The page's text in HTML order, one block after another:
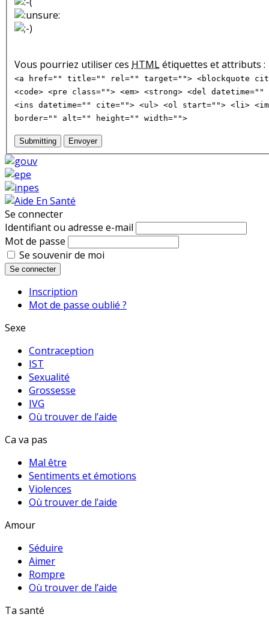
Vous pourriez utiliser ces HTMLétiquettes et attributs :
<a href="" title="" rel="" target=""> <blockquote
<code> <pre class=""> <em> <strong> <del
<ins datetime="" cite=""> <ul> <ol start=""> <li>
border="" alt="" height="" width="">
Submitting Envoyer
Se connecter
Identifiant ou adresse e-mail
Mot de passe
Se souvenir de moi
Se connecter
Inscription
Mot de passe oublié ?
Sexe
Contraception
IST
Sexualité
Grossesse
IVG
Où trouver de l’aide
Ca va pas
Mal être
Sentiments et émotions
Violences
Où trouver de l’aide
Amour
Séduire
Aimer
Rompre
Où trouver de l’aide
Ta santé